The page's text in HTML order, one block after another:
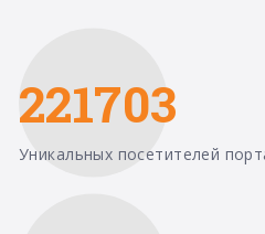
221703
Уникальных посетителей